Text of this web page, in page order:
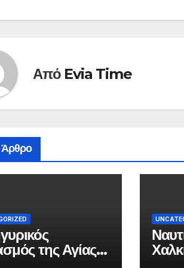
Από Evia Time
Άρθρο
της Αγίας